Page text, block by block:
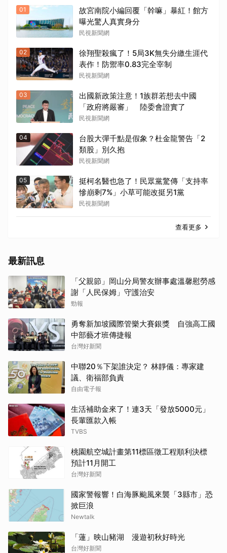
01
故宮南院小編回覆「幹嘛」暴紅！館方
曝光驚人真實身分
民視新聞網
02
徐翔聖殺瘋了！5局3K無失分繳生涯代
表作！防禦率0.83完全宰制
民視新聞網
03
出國新政策注意！1族群若想去中國
「政府將嚴審」 陸委會證實了
民視新聞網
04
台股大彈千點是假象？杜金龍警告「2
類股」別久抱
民視新聞網
05
挺柯名醫也急了！民眾黨驚傳「支持率
慘崩剩7%」小草可能改挺另1黨
民視新聞網
查看更多
最新訊息
「父親節」岡山分局警友辦事處溫馨慰勞感
謝「人民保姆」守護治安
勁報
勇奪新加坡國際管樂大賽銀獎 自強高工國
中部藝才班傳捷報
台灣好新聞
中聯20％下架誰決定？ 林靜儀：專家建
議、衛福部負責
自由電子報
生活補助金來了！連3天「發放5000元」
長輩匯款入帳
TVBS
桃園航空城計畫第11標區徵工程順利決標
預計11月開工
台灣好新聞
國家警報響！白海豚颱風來襲「3縣市」恐
掀巨浪
Newtalk
「蓮」映山豬湖 漫遊初秋好時光
台灣好新聞